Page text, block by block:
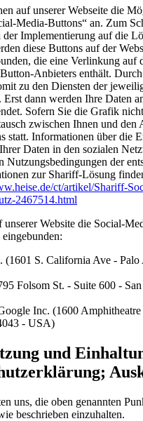
auf unserer Webseite die
Media-Buttons“ an. Zum
der Implementierung auf die
diese Buttons auf der
die eine Verlinkung auf
Button-Anbieters enthält.
zu den Diensten der
Erst dann werden Ihre Daten
Sofern Sie die Grafik
zwischen Ihnen und den
statt. Informationen über die
Daten in den sozialen
Nutzungsbedingungen der
zur Shariff-Lösung
ct/artikel/Shariff-
2467514.html
unserer Website die Social-
(1601 S. California Ave -
Folsom St. - Suite 600 -
Inc. (1600
- USA)
und
uns, die oben genannten
beschrieben einzuhalten.